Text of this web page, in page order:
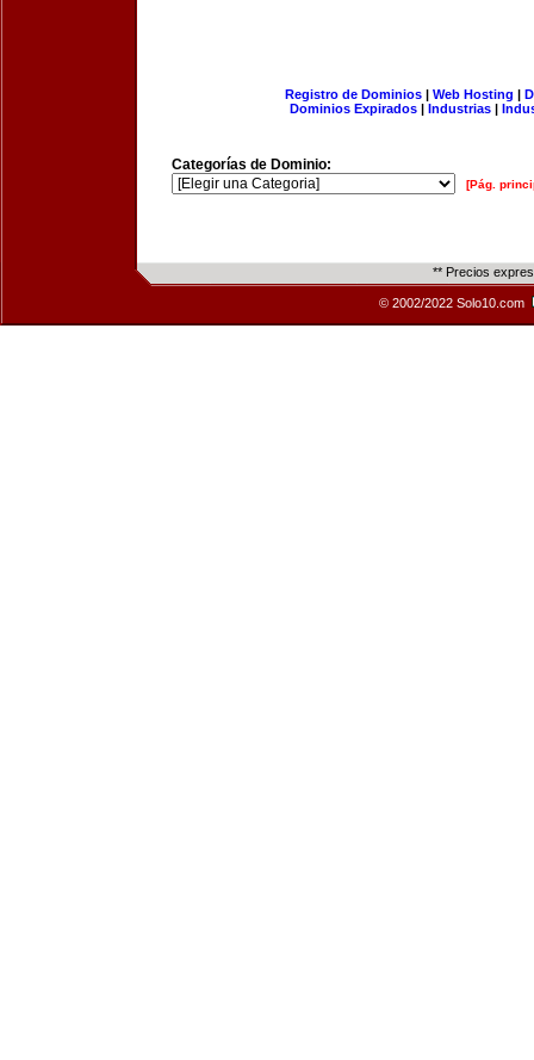
Registro de Dominios| Web Hosting |
Dominios Expirados | Industrias |
Categorías de Dominio:
[Pág.
** Precios
© 2002/2022 Solo10.com